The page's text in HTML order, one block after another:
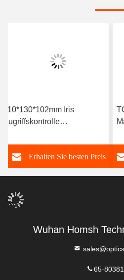
110*130*102mm Iris
Zugriffskontrolle
Erhalten Sie besten Preis
Wuhan Homsh
65-